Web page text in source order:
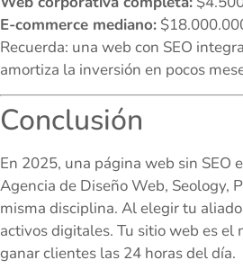
E-commerce mediano:
Recuerda: una web con SEO
amortiza la inversión en pocos
Conclusión
En 2025, una página web sin SEO
Agencia de Diseño Web, Seology,
misma disciplina. Al elegir tu
activos digitales. Tu sitio web es el
ganar clientes las 24 horas del día.